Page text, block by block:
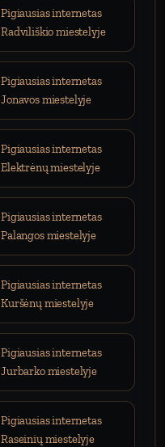
Pigiausias internetas
Radviliškio miestelyje
Pigiausias internetas
Jonavos miestelyje
Pigiausias internetas
Elektrėnų miestelyje
Pigiausias internetas
Palangos miestelyje
Pigiausias internetas
Kuršėnų miestelyje
Pigiausias internetas
Jurbarko miestelyje
Pigiausias internetas
Raseinių miestelyje